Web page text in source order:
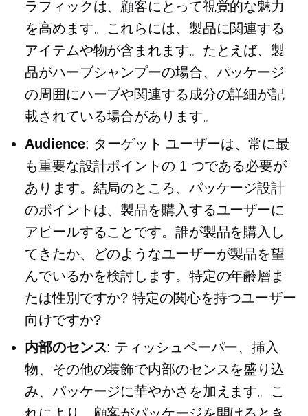
ラフィックは、顧客にとって視覚的な魅力
を高めます。これらには、製品に関連する
アイテムや物が含まれます。たとえば、製
品がハーブシャンプーの場合、パッケージ
の周囲にハーブや関連する成分の詳細が記
載されている場合があります。
Audience: ターゲット ユーザーは、常に最
も重要な設計ポイントの 1 つである必要が
あります。結局のところ、パッケージ設計
のポイントは、製品を購入するユーザーに
アピールすることです。誰が製品を購入し
てきたか、どのようなユーザーが製品を望
んでいるかを検討します。特定の年齢層ま
たは性別ですか? 特定の関心を持つユーザー
向けですか?
内部のセンス: ティッシュペーパー、挿入
物、その他の装飾で内部のセンスを盛り込
み、パッケージに華やかさを加えます。こ